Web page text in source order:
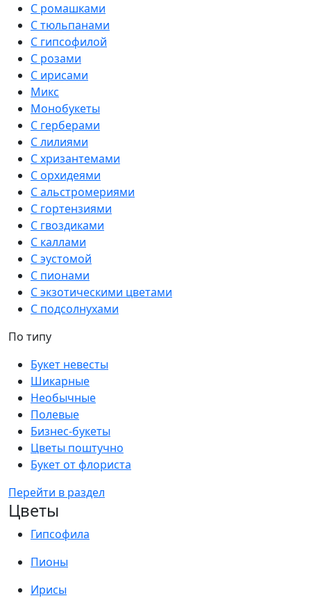
С ромашками
С тюльпанами
С гипсофилой
С розами
С ирисами
Микс
Монобукеты
С герберами
С лилиями
С хризантемами
С орхидеями
С альстромериями
С гортензиями
С гвоздиками
С каллами
С эустомой
С пионами
С экзотическими цветами
С подсолнухами
По типу
Букет невесты
Шикарные
Необычные
Полевые
Бизнес-букеты
Цветы поштучно
Букет от флориста
Перейти в раздел
Цветы
Гипсофила
Пионы
Ирисы